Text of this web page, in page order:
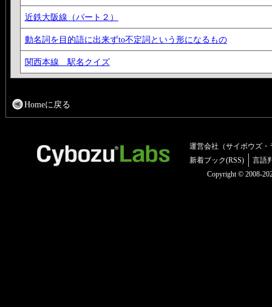
近鉄大阪線（パート２）
動名詞を目的語に出来ずto不定詞という形になるもの
関西本線 駅名クイズ
Homeに戻る
運営会社（サイボウズ・
新着ブック(RSS)
言語
Copyright © 2008-